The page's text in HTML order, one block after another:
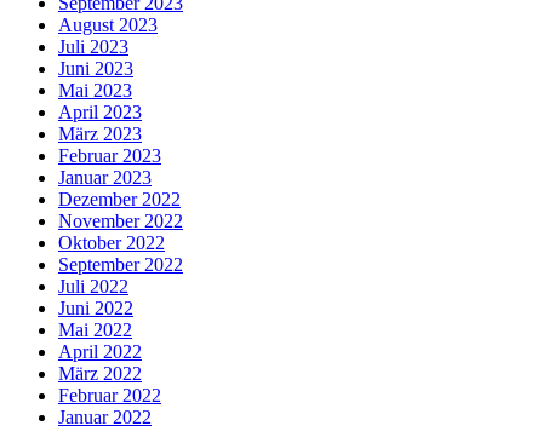
August 2023
Juli 2023
Juni 2023
Mai 2023
April 2023
März 2023
Februar 2023
Januar 2023
Dezember 2022
November 2022
Oktober 2022
September 2022
Juli 2022
Juni 2022
Mai 2022
April 2022
März 2022
Februar 2022
Januar 2022